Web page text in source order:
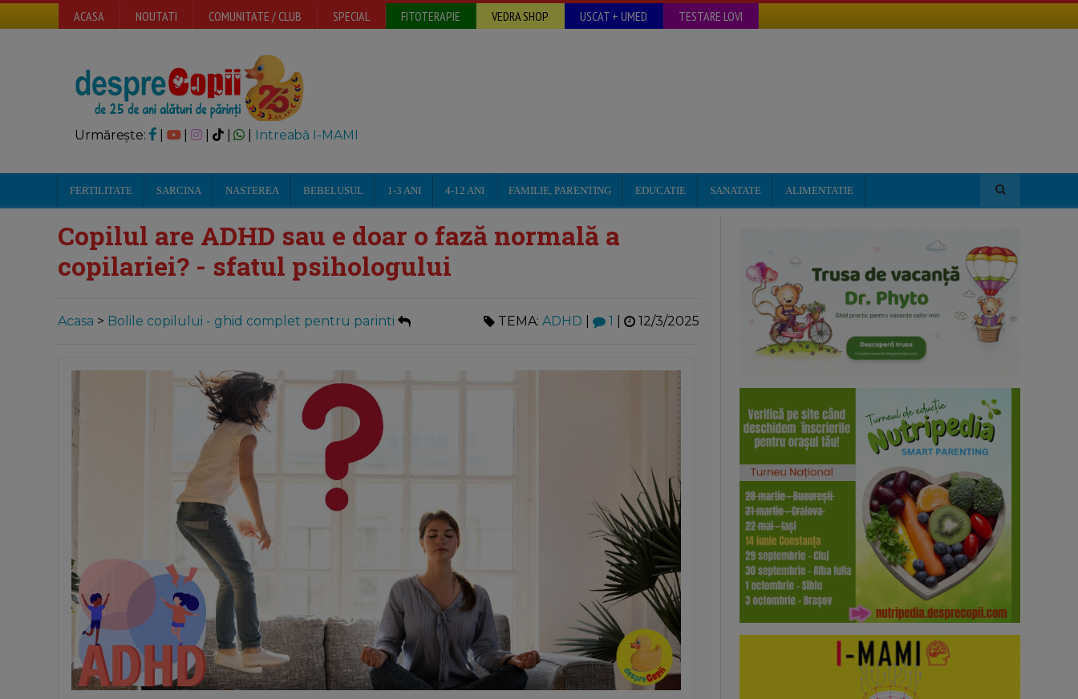
ACASA NOUTATI COMUNITATE / CLUB SPECIAL FITOTERAPIE VEDRA SHOP USCAT + UMED TESTARE LOVI
Urmărește: | | Intreabă I-MAMI
FERTILITATE SARCINA NASTEREA BEBELUSUL 1-3 ANI 4-12 ANI FAMILIE, PARENTING EDUCATIE SANATATE ALIMENTATIE
Copilul are ADHD sau e doar o fază normală a
copilariei? - sfatul psihologului
Acasa > Bolile copilului - ghid complet pentru parinti TEMA: ADHD 1 12/3/2025